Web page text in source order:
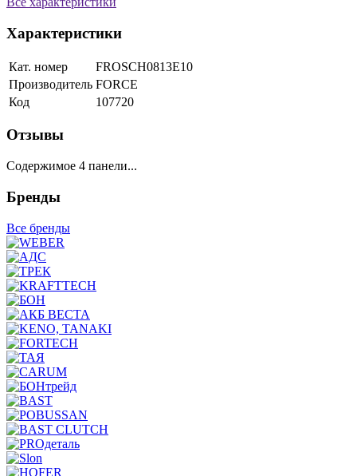
Характеристики
Кат. номер
FROSCH0813E10
Производитель FORCE
Код
107720
Отзывы
Содержимое 4 панели...
Бренды
Все бренды